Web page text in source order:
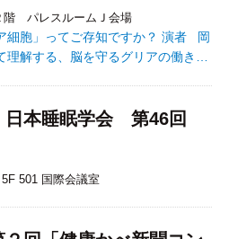
階 パレスルームＪ会場
」ってご存知ですか？ 演者 岡
理解する、脳を守るグリアの働き」
：「グリアの移植で脳を変え
本睡眠学会 第46回
501 国際会議室